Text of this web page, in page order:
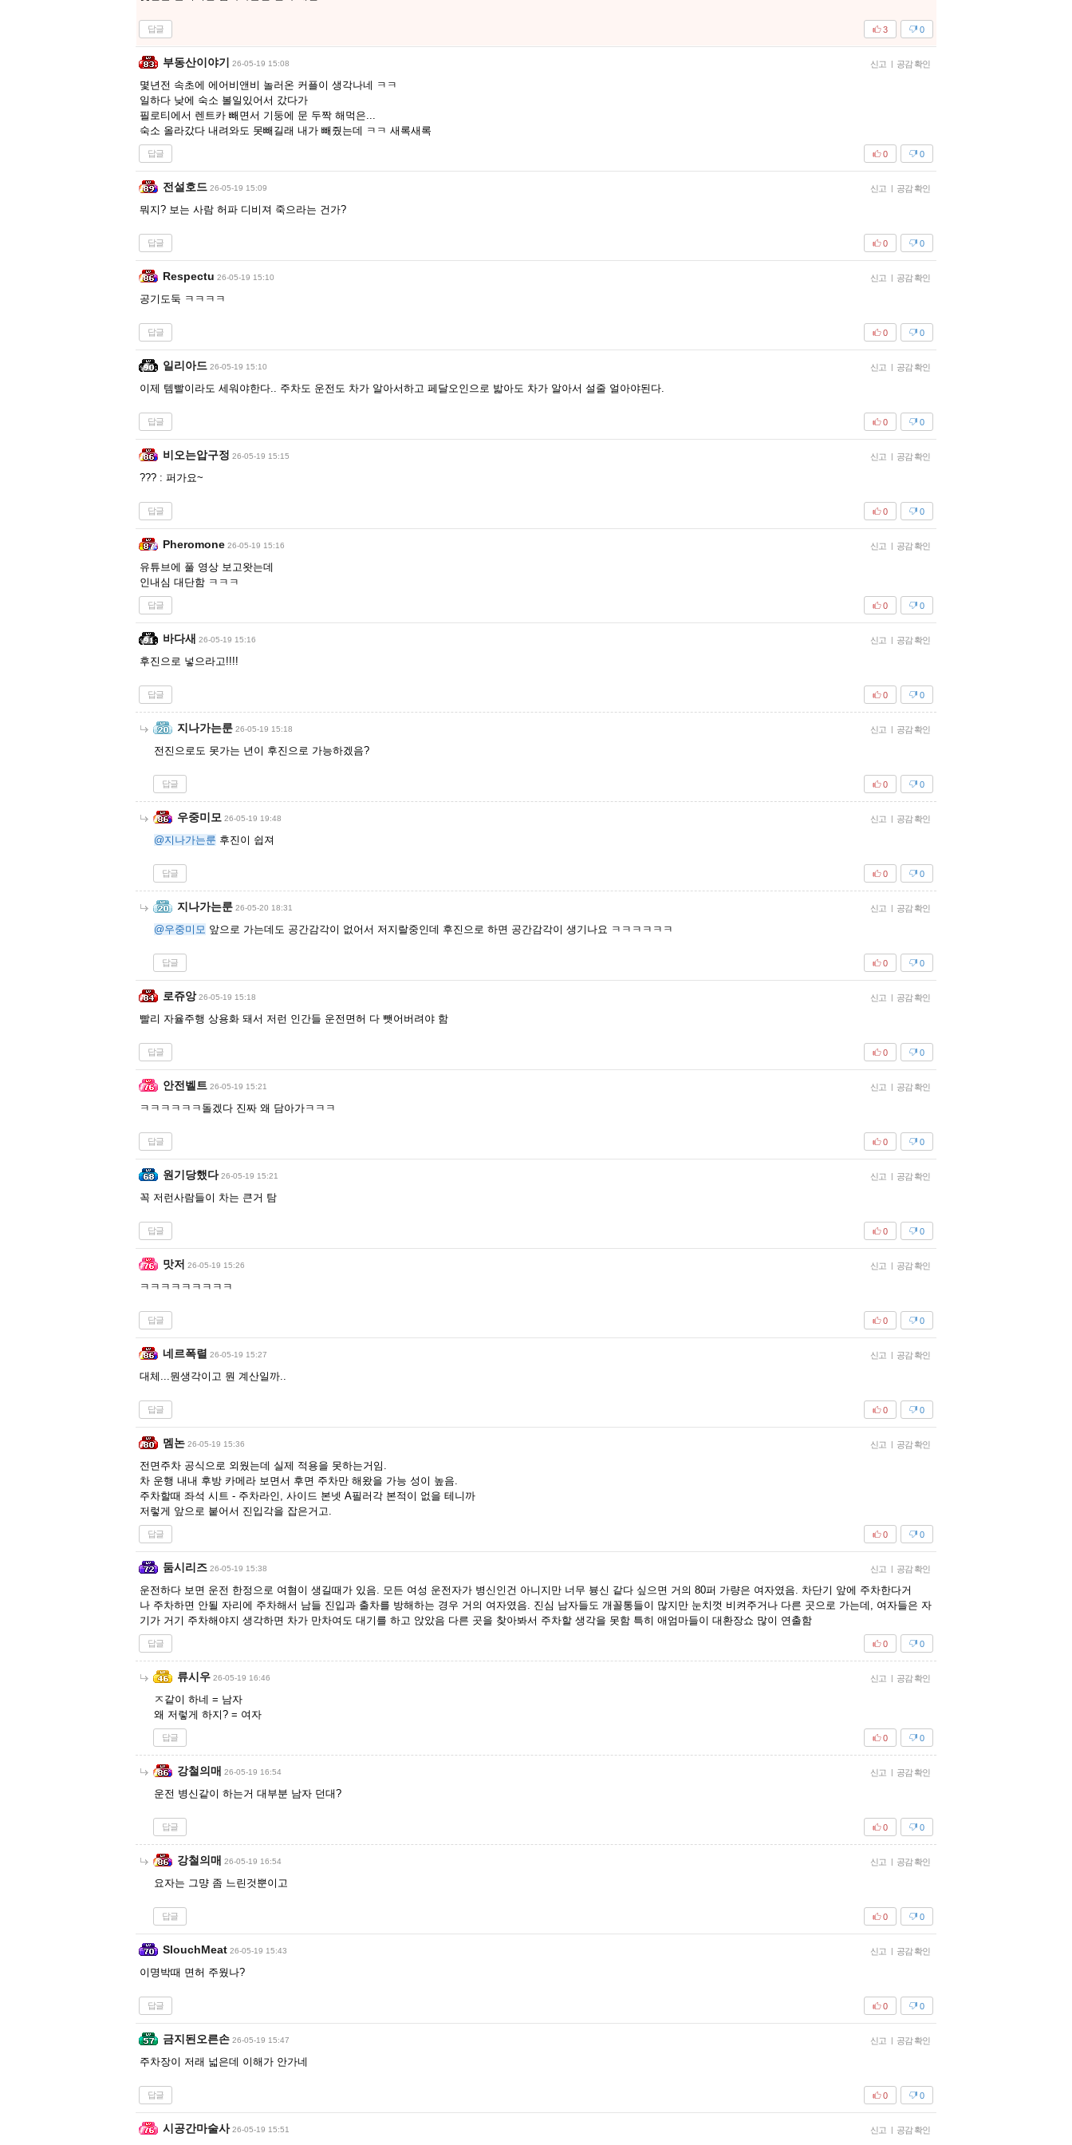
답글 0
3
부동산이야기 26-05-19 15:08 신고 | 공감 확인
몇년전 속초에 에어비앤비 놀러온 커플이 생각나네 ㅋㅋ
일하다 낮에 숙소 볼일있어서 갔다가
필로티에서 렌트카 빼면서 기둥에 문 두짝 해먹은...
숙소 올라갔다 내려와도 못빼길래 내가 빼줬는데 ㅋㅋ 새록새록
답글 0
0
전설호드 26-05-19 15:09 신고 | 공감 확인
뭐지? 보는 사람 허파 디비져 죽으라는 건가?
답글 0
0
Respectu 26-05-19 15:10 신고 | 공감 확인
공기도둑 ㅋㅋㅋㅋ
답글 0
0
일리아드 26-05-19 15:10 신고 | 공감 확인
이제 템빨이라도 세워야한다.. 주차도 운전도 차가 알아서하고 페달오인으로 밟아도 차가 알아서 설줄 얼아야된다.
답글 0
0
비오는압구정 26-05-19 15:15 신고 | 공감 확인
??? : 퍼가요~
답글 0
0
Pheromone 26-05-19 15:16 신고 | 공감 확인
유튜브에 풀 영상 보고왓는데
인내심 대단함 ㅋㅋㅋ
답글 0
0
바다새 26-05-19 15:16 신고 | 공감 확인
후진으로 넣으라고!!!!
답글 0
0
지나가는룬 26-05-19 15:18 신고 | 공감 확인
전진으로도 못가는 년이 후진으로 가능하겠음?
답글 0
0
우중미모 26-05-19 19:48 신고 | 공감 확인
@지나가는룬 후진이 쉽져
답글 0
0
지나가는룬 26-05-20 18:31 신고 | 공감 확인
@우중미모 앞으로 가는데도 공간감각이 없어서 저지랄중인데 후진으로 하면 공간감각이 생기나요 ㅋㅋㅋㅋㅋㅋ
답글 0
0
로쥬앙 26-05-19 15:18 신고 | 공감 확인
빨리 자율주행 상용화 돼서 저런 인간들 운전면허 다 뺏어버려야 함
답글 0
0
안전벨트 26-05-19 15:21 신고 | 공감 확인
ㅋㅋㅋㅋㅋㅋ돌겠다 진짜 왜 담아가ㅋㅋㅋ
답글 0
0
원기당했다 26-05-19 15:21 신고 | 공감 확인
꼭 저런사람들이 차는 큰거 탐
답글 0
0
맛저 26-05-19 15:26 신고 | 공감 확인
ㅋㅋㅋㅋㅋㅋㅋㅋㅋ
답글 0
0
네르폭렬 26-05-19 15:27 신고 | 공감 확인
대체...뭔생각이고 뭔 계산일까..
답글 0
0
멤논 26-05-19 15:36 신고 | 공감 확인
전면주차 공식으로 외웠는데 실제 적용을 못하는거임.
차 운행 내내 후방 카메라 보면서 후면 주차만 해왔을 가능 성이 높음.
주차할때 좌석 시트 - 주차라인, 사이드 본넷 A필러각 본적이 없을 테니까
저렇게 앞으로 붙어서 진입각을 잡은거고.
답글 0
0
둠시리즈 26-05-19 15:38 신고 | 공감 확인
운전하다 보면 운전 한정으로 여혐이 생길때가 있음. 모든 여성 운전자가 병신인건 아니지만 너무 븅신 같다 싶으면 거의 80퍼 가량은 여자였음. 차단기 앞에 주차한다거
나 주차하면 안될 자리에 주차해서 남들 진입과 출차를 방해하는 경우 거의 여자였음. 진심 남자들도 개꼴통들이 많지만 눈치껏 비켜주거나 다른 곳으로 가는데, 여자들은 자
기가 거기 주차해야지 생각하면 차가 만차여도 대기를 하고 앉았음 다른 곳을 찾아봐서 주차할 생각을 못함 특히 애엄마들이 대환장쇼 많이 연출함
답글 0
0
류시우 26-05-19 16:46 신고 | 공감 확인
ㅈ같이 하네 = 남자
왜 저렇게 하지? = 여자
답글 0
0
강철의매 26-05-19 16:54 신고 | 공감 확인
운전 병신같이 하는거 대부분 남자 던대?
답글 0
0
강철의매 26-05-19 16:54 신고 | 공감 확인
요자는 그먕 좀 느린것뿐이고
답글 0
0
SlouchMeat 26-05-19 15:43 신고 | 공감 확인
이명박때 면허 주웠나?
답글 0
0
금지된오른손 26-05-19 15:47 신고 | 공감 확인
주차장이 저래 넓은데 이해가 안가네
답글 0
0
시공간마술사 26-05-19 15:51 신고 | 공감 확인